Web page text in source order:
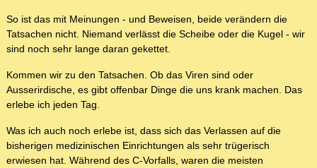
So ist das mit Meinungen - und Beweisen, beide verändern die
Tatsachen nicht. Niemand verlässt die Scheibe oder die Kugel - wir
sind noch sehr lange daran gekettet.
Kommen wir zu den Tatsachen. Ob das Viren sind oder
Ausserirdische, es gibt offenbar Dinge die uns krank machen. Das
erlebe ich jeden Tag.
Was ich auch noch erlebe ist, dass sich das Verlassen auf die
bisherigen medizinischen Einrichtungen als sehr trügerisch
erwiesen hat. Während des C-Vorfalls, waren die meisten